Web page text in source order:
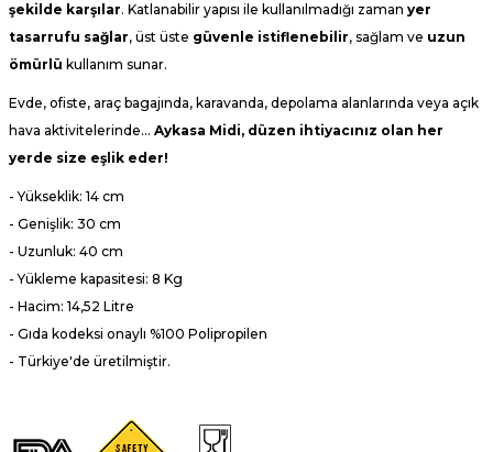
şekilde karşılar. Katlanabilir yapısı ile kullanılmadığı zaman yer
tasarrufu sağlar, üst üste güvenle istiflenebilir, sağlam ve uzun
ömürlü kullanım sunar.
Evde, ofiste, araç bagajında, karavanda, depolama alanlarında veya açık
hava aktivitelerinde… Aykasa Midi, düzen ihtiyacınız olan her
yerde size eşlik eder!
- Yükseklik: 14 cm
- Genişlik: 30 cm
- Uzunluk: 40 cm
- Yükleme kapasitesi: 8 Kg
- Hacim: 14,52 Litre
- Gıda kodeksi onaylı %100 Polipropilen
- Türkiye'de üretilmiştir.